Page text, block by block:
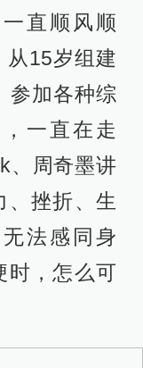
直顺风顺
从15岁组建
参加各种综
一直在走
、周奇墨讲
、挫折、生
法感同身
时，怎么可